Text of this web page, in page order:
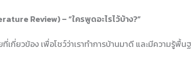
Review) – “ใครพูดอะไรไว้บ้าง?”
เกี่ยวข้อง เพื่อโชว์ว่าเราทำการบ้านมาดี และมีความรู้พื้